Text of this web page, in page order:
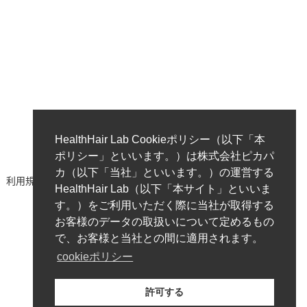
利用規約 著作権ポリシー/免責事項 プライバシーポリシー
HealthHair Lab Cookieポリシー（以下「本
ポリシー」といいます。）は株式会社ピカパ
カ（以下「当社」といいます。）の運営する
HealthHair Lab（以下「本サイト」といいま
す。）をご利用いただく際に当社が取得する
お客様のデータの取扱いについて定めるもの
で、お客様と当社との間に適用されます。
cookieポリシー
許可する